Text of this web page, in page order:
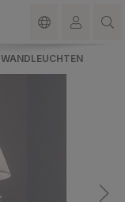
WANDLEUCHTEN